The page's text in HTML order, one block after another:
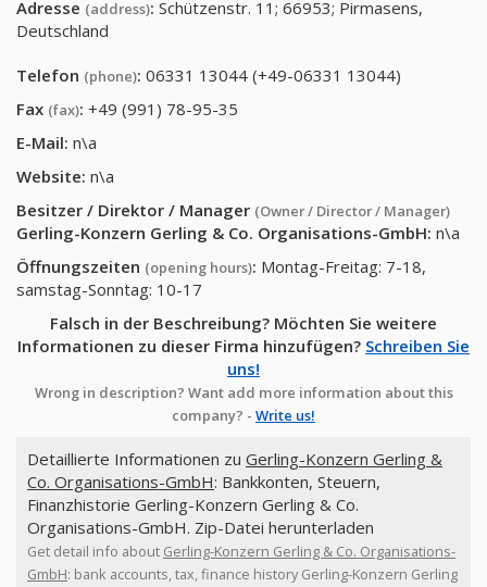
Adresse (address): Schützenstr. 11; 66953; Pirmasens,
Deutschland
Telefon (phone): 06331 13044 (+49-06331 13044)
Fax (fax): +49 (991) 78-95-35
E-Mail: n\a
Website: n\a
Besitzer / Direktor / Manager (Owner / Director / Manager)
Gerling-Konzern Gerling & Co. Organisations-GmbH: n\a
Öffnungszeiten (opening hours): Montag-Freitag: 7-18,
samstag-Sonntag: 10-17
Falsch in der Beschreibung? Möchten Sie weitere
Informationen zu dieser Firma hinzufügen? Schreiben Sie
uns!
Wrong in description? Want add more information about this
company? - Write us!
Detaillierte Informationen zu Gerling-Konzern Gerling &
Co. Organisations-GmbH: Bankkonten, Steuern,
Finanzhistorie Gerling-Konzern Gerling & Co.
Organisations-GmbH. Zip-Datei herunterladen
Get detail info about Gerling-Konzern Gerling & Co. Organisations-
GmbH: bank accounts, tax, finance history Gerling-Konzern Gerling